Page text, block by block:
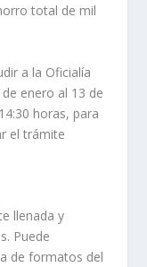
total de mil
a la Oficialía
enero al 13 de
horas, para
el trámite
llenada y
Puede
de formatos del